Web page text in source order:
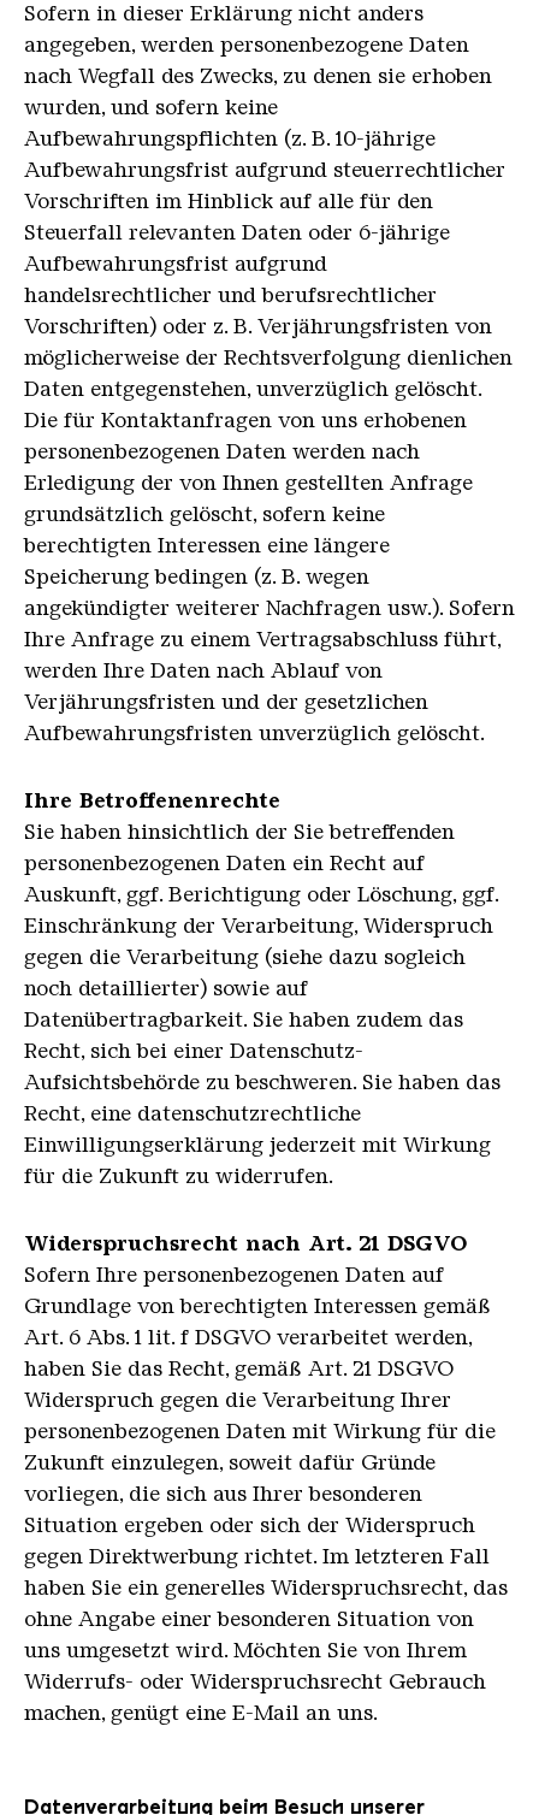
Sofern in dieser Erklärung nicht anders
angegeben, werden personenbezogene Daten
nach Wegfall des Zwecks, zu denen sie erhoben
wurden, und sofern keine
Aufbewahrungspflichten (z. B. 10-jährige
Aufbewahrungsfrist aufgrund steuerrechtlicher
Vorschriften im Hinblick auf alle für den
Steuerfall relevanten Daten oder 6-jährige
Aufbewahrungsfrist aufgrund
handelsrechtlicher und berufsrechtlicher
Vorschriften) oder z. B. Verjährungsfristen von
möglicherweise der Rechtsverfolgung dienlichen
Daten entgegenstehen, unverzüglich gelöscht.
Die für Kontaktanfragen von uns erhobenen
personenbezogenen Daten werden nach
Erledigung der von Ihnen gestellten Anfrage
grundsätzlich gelöscht, sofern keine
berechtigten Interessen eine längere
Speicherung bedingen (z. B. wegen
angekündigter weiterer Nachfragen usw.). Sofern
Ihre Anfrage zu einem Vertragsabschluss führt,
werden Ihre Daten nach Ablauf von
Verjährungsfristen und der gesetzlichen
Aufbewahrungsfristen unverzüglich gelöscht.
Ihre Betroffenenrechte
Sie haben hinsichtlich der Sie betreffenden
personenbezogenen Daten ein Recht auf
Auskunft, ggf. Berichtigung oder Löschung, ggf.
Einschränkung der Verarbeitung, Widerspruch
gegen die Verarbeitung (siehe dazu sogleich
noch detaillierter) sowie auf
Datenübertragbarkeit. Sie haben zudem das
Recht, sich bei einer Datenschutz-
Aufsichtsbehörde zu beschweren. Sie haben das
Recht, eine datenschutzrechtliche
Einwilligungserklärung jederzeit mit Wirkung
für die Zukunft zu widerrufen.
Widerspruchsrecht nach Art. 21 DSGVO
Sofern Ihre personenbezogenen Daten auf
Grundlage von berechtigten Interessen gemäß
Art. 6 Abs. 1 lit. f DSGVO verarbeitet werden,
haben Sie das Recht, gemäß Art. 21 DSGVO
Widerspruch gegen die Verarbeitung Ihrer
personenbezogenen Daten mit Wirkung für die
Zukunft einzulegen, soweit dafür Gründe
vorliegen, die sich aus Ihrer besonderen
Situation ergeben oder sich der Widerspruch
gegen Direktwerbung richtet. Im letzteren Fall
haben Sie ein generelles Widerspruchsrecht, das
ohne Angabe einer besonderen Situation von
uns umgesetzt wird. Möchten Sie von Ihrem
Widerrufs- oder Widerspruchsrecht Gebrauch
machen, genügt eine E-Mail an uns.
Datenverarbeitung beim Besuch unserer